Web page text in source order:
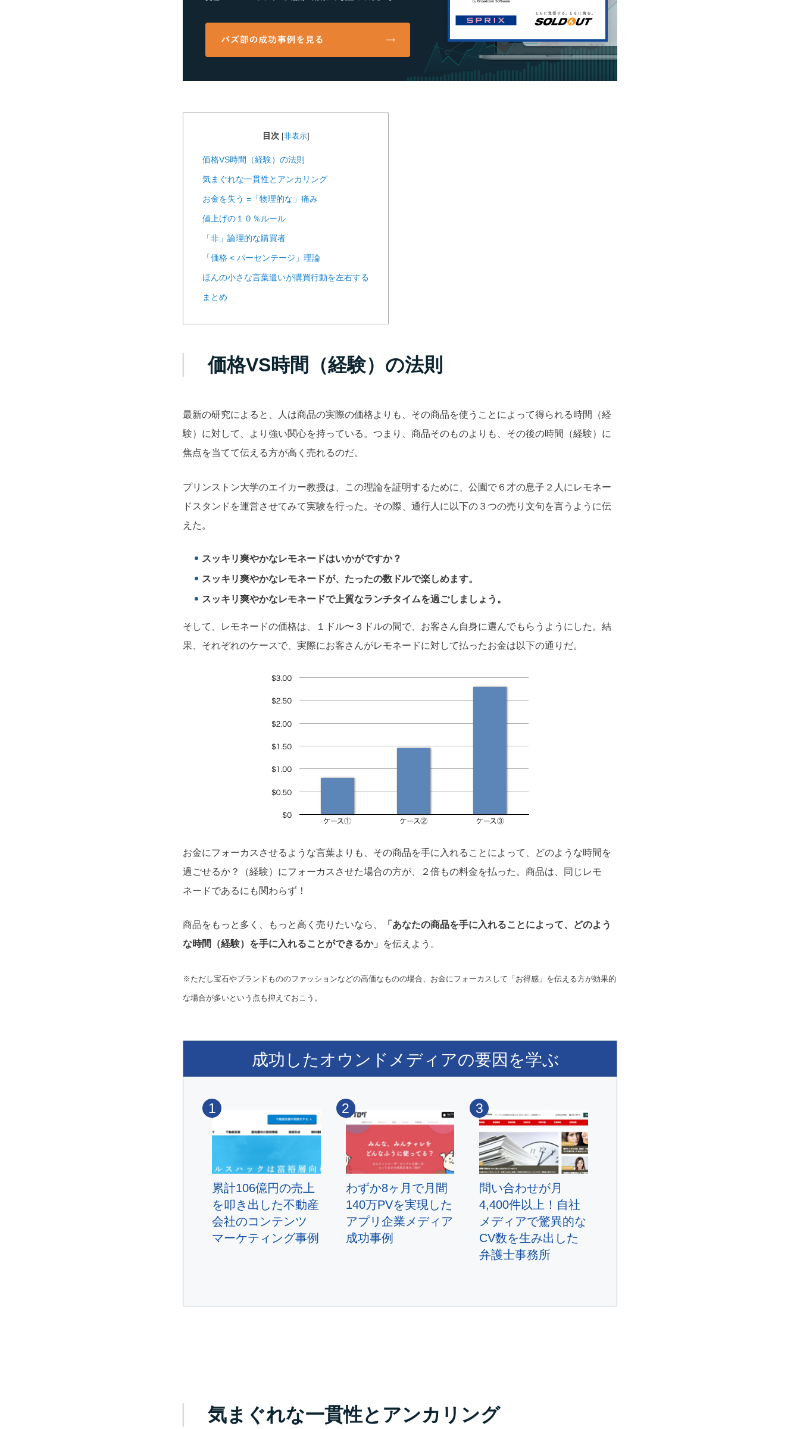
目次 非表示]
価格VS時間（経験）の法則
気まぐれな一貫性とアンカリング
お金を失う =「物理的な」痛み
値上げの１０％ルール
「非」論理的な購買者
「価格 < パーセンテージ」理論
ほんの小さな言葉遣いが購買行動を左右する
まとめ
価格VS時間（経験）の法則
最新の研究によると、人は商品の実際の価格よりも、その商品を使うことによって得られる時間（経
験）に対して、より強い関心を持っている。つまり、商品そのものよりも、その後の時間（経験）に
焦点を当てて伝える方が高く売れるのだ。
プリンストン大学のエイカー教授は、この理論を証明するために、公園で６才の息子２人にレモネー
ドスタンドを運営させてみて実験を行った。その際、通行人に以下の３つの売り文句を言うように伝
えた。
スッキリ爽やかなレモネードはいかがですか？
スッキリ爽やかなレモネードが、たったの数ドルで楽しめます。
スッキリ爽やかなレモネードで上質なランチタイムを過ごしましょう。
そして、レモネードの価格は、１ドル〜３ドルの間で、お客さん自身に選んでもらうようにした。結
果、それぞれのケースで、実際にお客さんがレモネードに対して払ったお金は以下の通りだ。
お金にフォーカスさせるような言葉よりも、その商品を手に入れることによって、どのような時間を
過ごせるか？（経験）にフォーカスさせた場合の方が、２倍もの料金を払った。商品は、同じレモ
ネードであるにも関わらず！
商品をもっと多く、もっと高く売りたいなら、
「あなたの商品を手に入れることによって、どのよう
な時間（経験）を手に入れることができるか」
を伝えよう。
※ただし宝石やブランドもののファッションなどの高価なものの場合、お金にフォーカスして「お得感」を伝える方が効果的
な場合が多いという点も抑えておこう。
成功したオウンドメディアの要因を学ぶ
累計106億円の売上
を叩き出した不動産
会社のコンテンツ
マーケティング事例
1
わずか8ヶ月で月間
140万PVを実現した
アプリ企業メディア
成功事例
2
問い合わせが月
4,400件以上！自社
メディアで驚異的な
CV数を生み出した
弁護士事務所
3
気まぐれな一貫性とアンカリング